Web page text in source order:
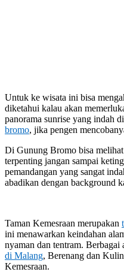
Untuk ke wisata ini bisa
diketahui kalau akan
panorama sunrise yang indah
bromo, jika pengen
Di Gunung Bromo bisa
terpenting jangan sampai
pemandangan yang sangat
abadikan dengan background
Taman Kemesraan merupakan
ini menawarkan keindahan
nyaman dan tentram.
di Malang, Berenang dan
Kemesraan.